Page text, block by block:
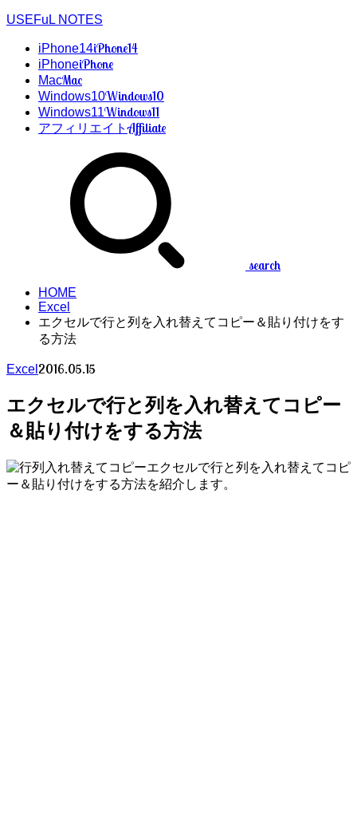
USEFuL NOTES
iPhone14iPhone14
iPhoneiPhone
MacMac
Windows10Windows10
Windows11Windows11
アフィリエイトAffiliate
search
HOME
Excel
エクセルで行と列を入れ替えてコピー＆貼り付けをす
る方法
Excel 2016.05.15
エクセルで行と列を入れ替えてコピー
＆貼り付けをする方法
エクセルで行と列を入れ替えてコピ
ー＆貼り付けをする方法を紹介します。